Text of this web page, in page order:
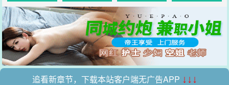
追看新章节，下载本站客户端无广告APP ↓↓↓